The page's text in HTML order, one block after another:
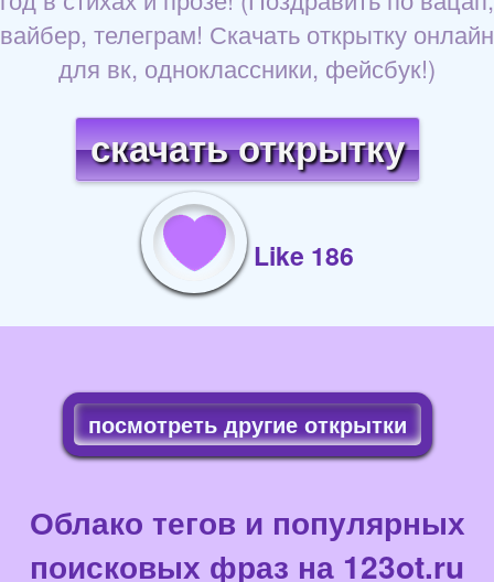
вайбер, телеграм! Скачать открытку онлайн
для вк, одноклассники, фейсбук!)
скачать открытку
Like 186
посмотреть другие открытки
Облако тегов и популярных
поисковых фраз на 123ot.ru